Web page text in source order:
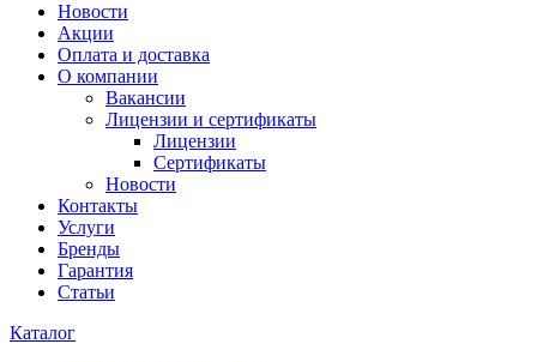
Новости
Акции
Оплата и доставка
О компании
Вакансии
Лицензии и сертификаты
Лицензии
Сертификаты
Новости
Контакты
Услуги
Бренды
Гарантия
Статьи
Каталог